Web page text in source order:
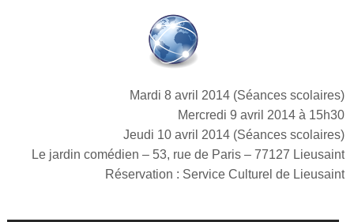
Mardi 8 avril 2014 (Séances scolaires)
Mercredi 9 avril 2014 à 15h30
Jeudi 10 avril 2014 (Séances scolaires)
Le jardin comédien – 53, rue de Paris – 77127 Lieusaint
Réservation : Service Culturel de Lieusaint